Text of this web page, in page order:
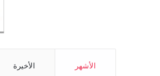
الأشهر الأخيرة